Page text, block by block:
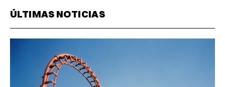
ÚLTIMAS NOTICIAS